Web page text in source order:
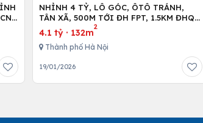
NHỈNH 4 TỶ, LÔ GÓC, ÔTÔ TRÁNH,
TÂN XÃ, 500M TỚI ĐH FPT, 1.5KM ĐHQG
HÀ NỘI, 2KM TỚI METRO 5
4.1 tỷ· 132m
2
Thành phố Hà Nội
19/01/2026